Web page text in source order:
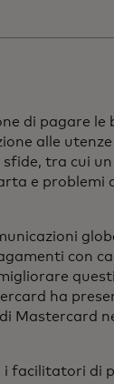
di pagare le
alle
tra cui
e problemi
con
ha
Mastercard
i facilitatori di